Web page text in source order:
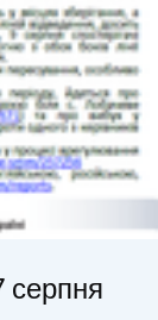
серпня